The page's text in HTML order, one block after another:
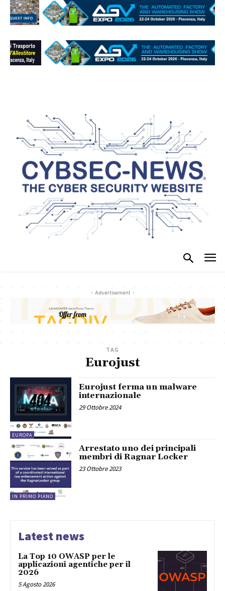
- Advertisement -
TAG
Eurojust
EUROPA
Eurojust ferma un malware
internazionale
29 Ottobre 2024
IN PRIMO PIANO
Arrestato uno dei principali
membri di Ragnar Locker
23 Ottobre 2023
Latest news
La Top 10 OWASP per le
applicazioni agentiche per il
2026
5 Agosto 2026